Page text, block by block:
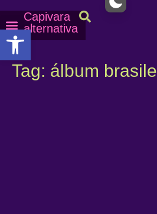
Abrir a barra de
Capivara
alternativa
Tag: álbum